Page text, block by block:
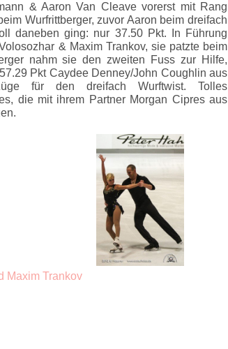
& Aaron Van Cleave vorerst mit Rang
Wurfrittberger, zuvor Aaron beim dreifach
daneben ging: nur 37.50 Pkt. In Führung
& Maxim Trankov, sie patzte beim
nahm sie den zweiten Fuss zur Hilfe,
Pkt Caydee Denney/John Coughlin aus
für den dreifach Wurftwist. Tolles
die mit ihrem Partner Morgan Cipres aus